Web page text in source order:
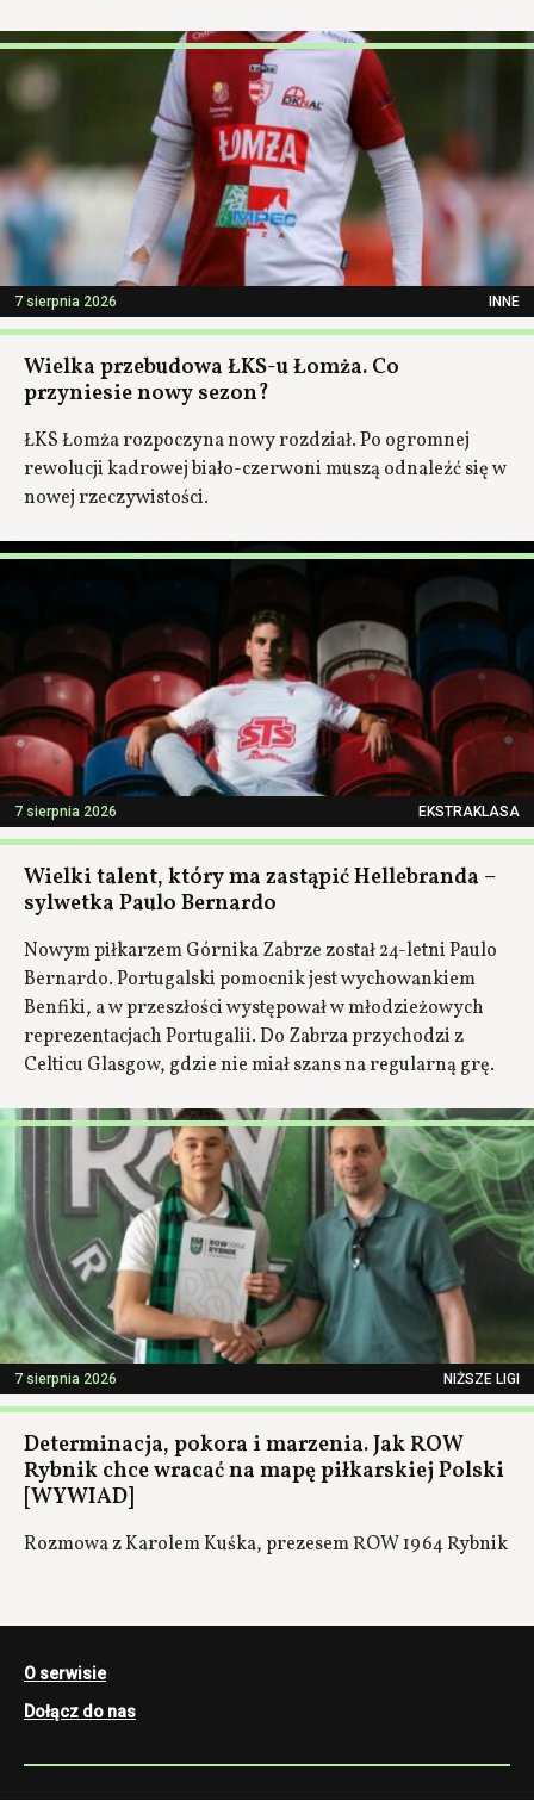
7 sierpnia 2026 INNE
Wielka przebudowa ŁKS-u Łomża. Co
przyniesie nowy sezon?
ŁKS Łomża rozpoczyna nowy rozdział. Po ogromnej
rewolucji kadrowej biało-czerwoni muszą odnaleźć się w
nowej rzeczywistości.
7 sierpnia 2026 EKSTRAKLASA
Wielki talent, który ma zastąpić Hellebranda –
sylwetka Paulo Bernardo
Nowym piłkarzem Górnika Zabrze został 24-letni Paulo
Bernardo. Portugalski pomocnik jest wychowankiem
Benfiki, a w przeszłości występował w młodzieżowych
reprezentacjach Portugalii. Do Zabrza przychodzi z
Celticu Glasgow, gdzie nie miał szans na regularną grę.
7 sierpnia 2026 NIŻSZE LIGI
Determinacja, pokora i marzenia. Jak ROW
Rybnik chce wracać na mapę piłkarskiej Polski
[WYWIAD]
Rozmowa z Karolem Kuśka, prezesem ROW 1964 Rybnik
O serwisie
Dołącz do nas